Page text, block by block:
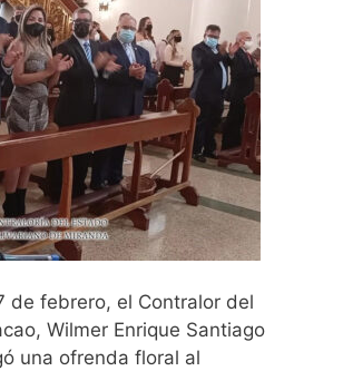
de febrero, el Contralor del
Wilmer Enrique Santiago
una ofrenda floral al